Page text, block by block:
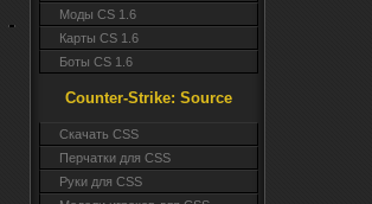
Моды CS 1.6
Карты CS 1.6
Боты CS 1.6
Counter-Strike: Source
Cкачать CSS
Перчатки для CSS
Руки для CSS